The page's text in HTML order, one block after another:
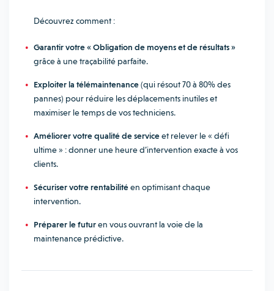
Découvrez comment :
Garantir votre « Obligation de moyens et de résultats »
grâce à une traçabilité parfaite.
Exploiter la télémaintenance(qui résout 70 à 80% des
pannes) pour réduire les déplacements inutiles et
maximiser le temps de vos techniciens.
Améliorer votre qualité de serviceet relever le « défi
ultime » : donner une heure d’intervention exacte à vos
clients.
Sécuriser votre rentabilitéen optimisant chaque
intervention.
Préparer le futuren vous ouvrant la voie de la
maintenance prédictive.